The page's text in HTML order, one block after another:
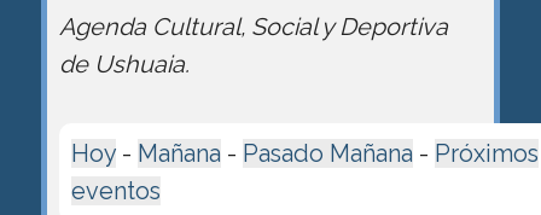
Agenda Cultural, Social y Deportiva
de Ushuaia.
Hoy- Mañana - Pasado Mañana - Próximos
eventos